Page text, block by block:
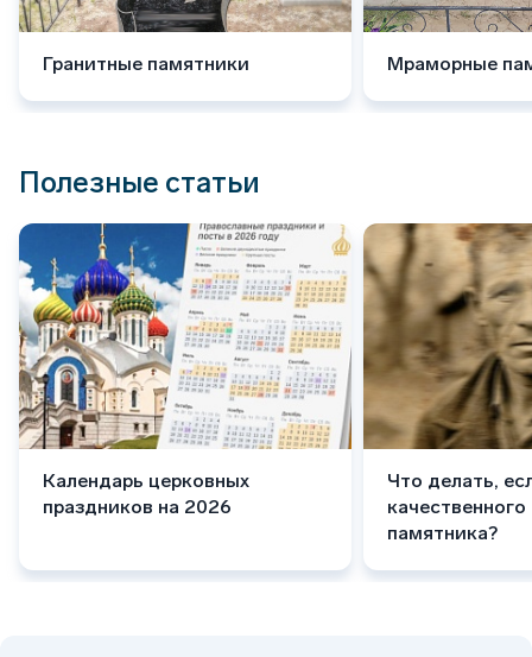
Гранитные памятники Мраморные
Полезные статьи
Календарь церковных
праздников на 2026
Что делать,
памятника?